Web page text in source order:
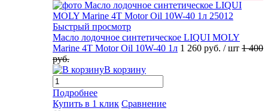
Быстрый просмотр
Масло лодочное синтетическое LIQUI MOLY
Marine 4T Motor Oil 10W-40 1л 1 260 руб. / шт 1 400
руб.
В корзину
Подробнее
Купить в 1 клик Сравнение